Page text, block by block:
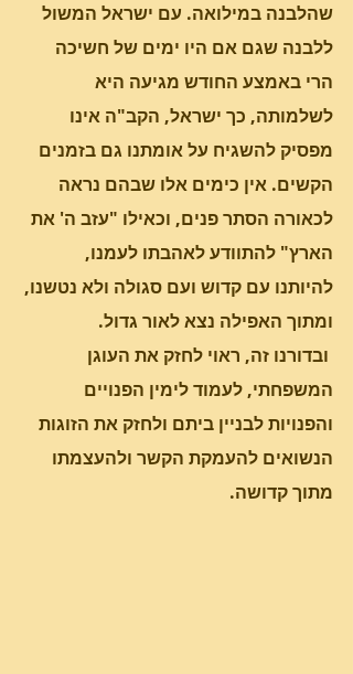
שהלבנה במילואה. עם ישראל המשול
ללבנה שגם אם היו ימים של חשיכה
הרי באמצע החודש מגיעה היא
לשלמותה, כך ישראל, הקב"ה אינו
מפסיק להשגיח על אומתנו גם בזמנים
הקשים. אין כימים אלו שבהם נראה
לכאורה הסתר פנים, וכאילו "עזב ה' את
הארץ" להתוודע לאהבתו לעמנו,
להיותנו עם קדוש ועם סגולה ולא נטשנו,
ומתוך האפילה נצא לאור גדול.
ובדורנו זה, ראוי לחזק את העוגן
המשפחתי, לעמוד לימין הפנויים
והפנויות לבניין ביתם ולחזק את הזוגות
הנשואים להעמקת הקשר ולהעצמתו
מתוך קדושה.